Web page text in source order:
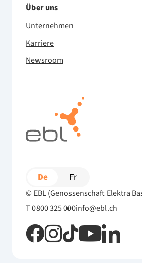
Über uns
Unternehmen
Karriere
Newsroom
© EBL (Genossenschaft Elektra
T 0800 325 000info@ebl.ch
De Fr